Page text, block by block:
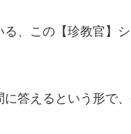
、この【珍教官】
答えるという形で